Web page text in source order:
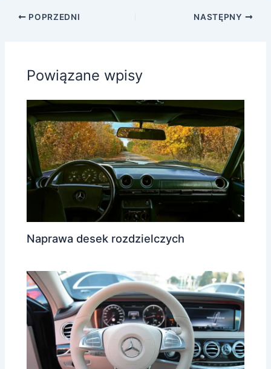
POPRZEDNI NASTĘPNY
Powiązane wpisy
Naprawa desek rozdzielczych